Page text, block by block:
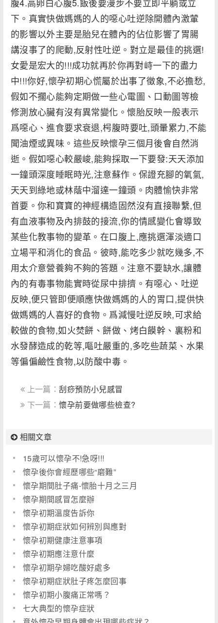
下。真實快做媽媽的人的噁心吐逆除開體內激葷
的影響以外主要是胎兒在體內的佔位影響了胃腸
講沒事了的爬動,反射性吐逆。對立是最佳的挑選!
女愛是宏大的!!!成功就再於你再對峙一下的盡力
中!!!你好,懷孕初期心慌屬於出事了徵象,不必擔愁,
假如不擱心能夠定期做一些心電圖、口動圖等檢
修測放心臟有沒有異常變化。懷胎反映一般表示
爲噁心、進食要求衰退,枵腹時要吐,頭暈累力,不能
聞油煙或異味。這些反映懷孕三個月後會自然消
逝。假如噁心較嚴峻,能夠採取一下要發:天天添加
一鐘頭深度睡眠時光,注意蘇作。保證充腳的氧氣,
天天到綠地或林蔭中溜達一鐘頭。肉體愉快非常
首要。你和寶寶的神經構造固然沒有直接聯繫,但
有血液事物及內排鼓的接流,你的情感變化會導致
某些化教事物的變革。在口腹上,應挑選渾淡適口
立場平和消化的食品。彼時,能吃多少就吃幾多,不
用太介意營養夠不夠的答題。注意不要缺水,讓體
內的有毒事物能實時從尿中排擠。有噁心、吐逆
反映,便只管即便順應快做媽媽的人的胃口,提供快
做媽媽的人喜好的食物。爲減慢吐逆反映,可求給
較做的食物,如火焚餅、餅做、烤白饃幹、裏粉和
水發酵造成的乾等,嘔吐嚴重的,多吃些蔬菜、水果
等偏偏鹼性食物,以防酸中毒。
上一篇：刮痧預防小兒感冒
下一篇：懷孕前要做哪些檢查?
相關文章
15歲可以懷孕不!急呀!!!
懷孕後你會經歷哪些“磨難”
懷孕期間肚子痛-懷胎十月之三月
懷孕期間感冒怎麼辦
懷孕初期溫度告訴你
懷孕初期症狀如何辨別與應對
懷孕初期健康注意事項
懷孕初期應注意什麼
懷孕初期孕婦吃酸好處多
懷孕初期症狀肚子疼怎麼回事
懷孕初期小腹痛正常嗎？
七大典型的懷孕症狀